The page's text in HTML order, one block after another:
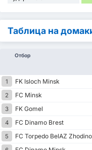
Таблица на
Отбор
1 FK Isloch Minsk
2
FC Minsk
3
FK Gomel
4
FC Dinamo Brest
5
FC Torpedo BelAZ Zhodino